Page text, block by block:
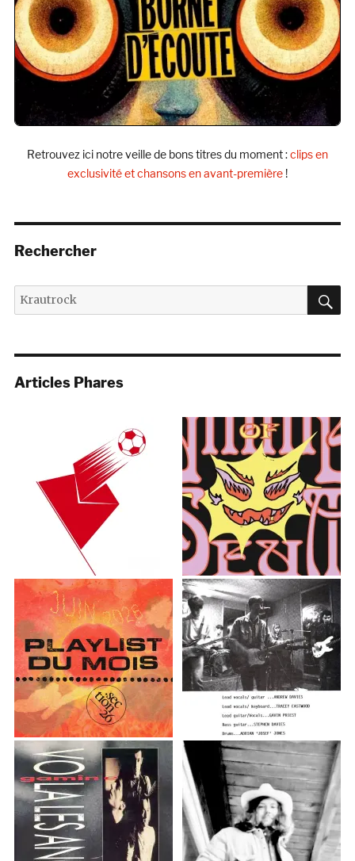
Retrouvez ici notre veille de bons titres du moment :clips en
exclusivité et chansons en avant-première !
Rechercher
Recherche
pour :
Articles Phares